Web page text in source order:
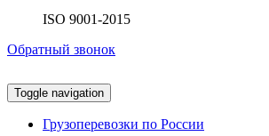
ISO 9001-2015
Обратный звонок
Toggle navigation
Грузоперевозки по России